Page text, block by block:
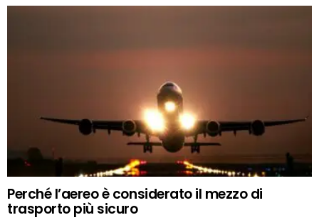
Perché l’aereo è considerato il mezzo di
trasporto più sicuro